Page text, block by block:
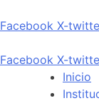
Facebook X-
Facebook X-
Inicio